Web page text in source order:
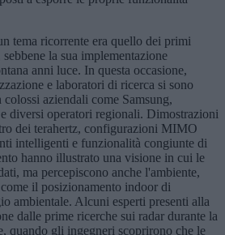
tema ricorrente era quello dei primi
la sua implementazione
anni luce. In questa occasione,
e laboratori di ricerca si sono
aziendali come Samsung,
diversi operatori regionali. Dimostrazioni
dei terahertz, configurazioni MIMO
intelligenti e funzionalità congiunte di
hanno illustrato una visione in cui le
ma percepiscono anche l'ambiente,
il posizionamento indoor di
ambientale. Alcuni esperti presenti alla
dalle prime ricerche sui radar durante la
quando gli ingegneri scoprirono che le